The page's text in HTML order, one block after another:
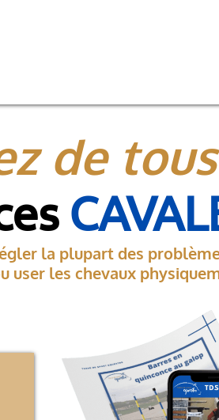
de tous
la plupart des
user les chevaux